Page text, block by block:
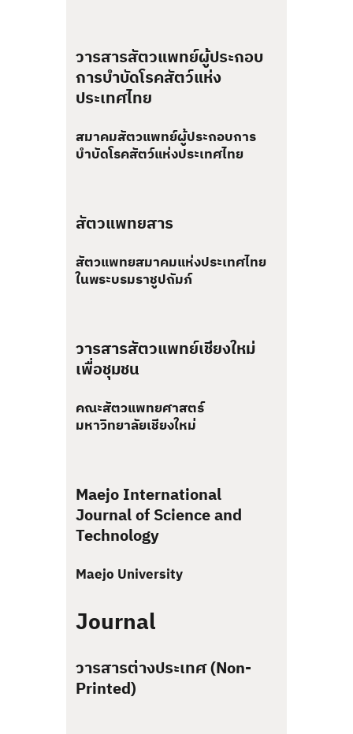
วารสารสัตวแพทย์ผู้ประกอบ
การบำบัดโรคสัตว์แห่ง
ประเทศไทย
สมาคมสัตวแพทย์ผู้ประกอบการ
บำบัดโรคสัตว์แห่งประเทศไทย
สัตวแพทยสาร
สัตวแพทยสมาคมแห่งประเทศไทย
ในพระบรมราชูปถัมภ์
วารสารสัตวแพทย์เชียงใหม่
เพื่อชุมชน
คณะสัตวแพทยศาสตร์
มหาวิทยาลัยเชียงใหม่
Maejo International
Journal of Science and
Technology
Maejo University
Journal
วารสารต่างประเทศ (Non-
Printed)